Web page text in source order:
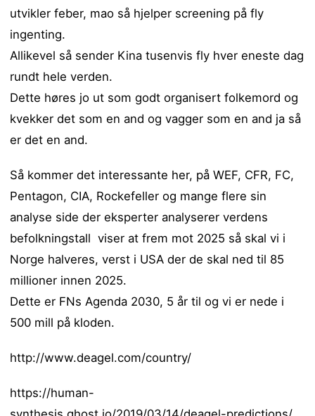
utvikler feber, mao så hjelper screening på fly
ingenting.
Allikevel så sender Kina tusenvis fly hver eneste dag
rundt hele verden.
Dette høres jo ut som godt organisert folkemord og
kvekker det som en and og vagger som en and ja så
er det en and.
Så kommer det interessante her, på WEF, CFR, FC,
Pentagon, CIA, Rockefeller og mange flere sin
analyse side der eksperter analyserer verdens
befolkningstall viser at frem mot 2025 så skal vi i
Norge halveres, verst i USA der de skal ned til 85
millioner innen 2025.
Dette er FNs Agenda 2030, 5 år til og vi er nede i
500 mill på kloden.
http://www.deagel.com/country/
https://human-